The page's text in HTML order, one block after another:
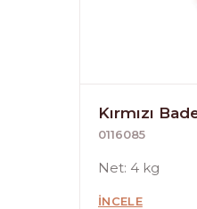
Kırmızı
0116085
Net: 4 kg
İNCELE